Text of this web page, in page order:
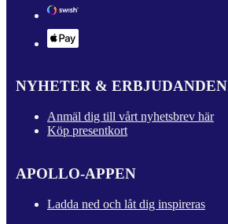
NYHETER & ERBJUDANDEN
Anmäl dig till vårt nyhetsbrev här
Köp presentkort
APOLLO-APPEN
Ladda ned och låt dig inspireras